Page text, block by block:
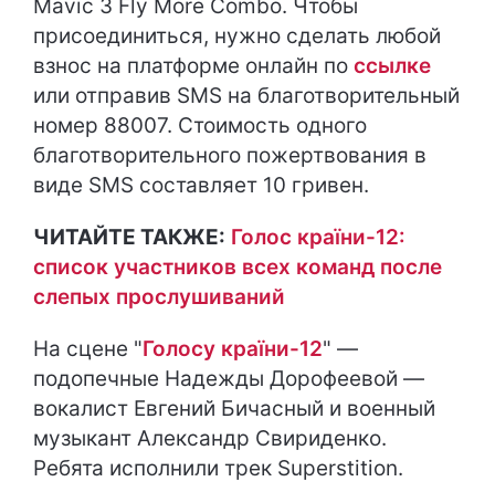
Mavic 3 Fly More Combo. Чтобы
присоединиться, нужно сделать любой
взнос на платформе онлайн по ссылке
или отправив SMS на благотворительный
номер 88007. Стоимость одного
благотворительного пожертвования в
виде SMS составляет 10 гривен.
ЧИТАЙТЕ ТАКЖЕ: Голос країни-12:
список участников всех команд после
слепых прослушиваний
На сцене "Голосу країни-12" —
подопечные Надежды Дорофеевой —
вокалист Евгений Бичасный и военный
музыкант Александр Свириденко.
Ребята исполнили трек Superstition.